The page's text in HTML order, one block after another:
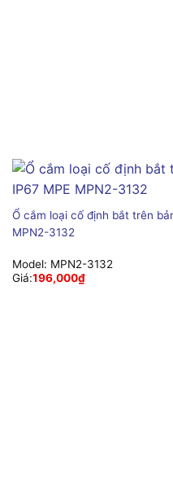
Ổ cắm loại cố định bắt trên
MPN2-3132
Model: MPN2-3132
Giá:196,000₫